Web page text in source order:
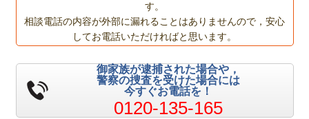
す。
相談電話の内容が外部に漏れることはありませんので，安心
してお電話いただければと思います。
御家族が逮捕された場合や，
警察の捜査を受けた場合には
今すぐお電話を！
0120-135-165